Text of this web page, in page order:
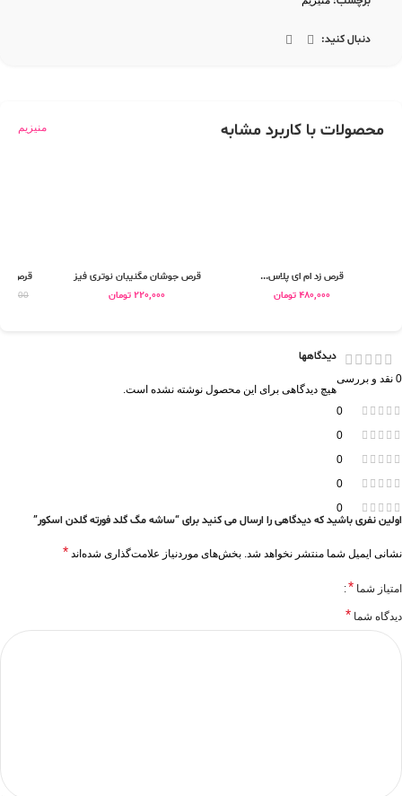
دنبال کنید:
محصولات با کاربرد مشابه منیزیم
قرص زد ام ای پلاس...
480,000 تومان
قرص جوشان مگنیبان نوتری فیز
220,000 تومان
قرص
0 نقد و بررسی
0
0
0
0
0
دیدگاهها
هیچ دیدگاهی برای این محصول نوشته نشده است.
اولین نفری باشید که دیدگاهی را ارسال می کنید برای “ساشه مگ گلد فورته گلدن اسکور”
نشانی ایمیل شما منتشر نخواهد شد. بخش‌های موردنیاز علامت‌گذاری شده‌اند *
امتیاز شما *
دیدگاه شما *